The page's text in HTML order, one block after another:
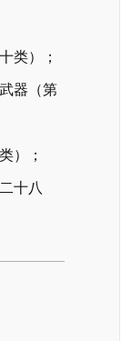
类）；
器（第
）；
十八